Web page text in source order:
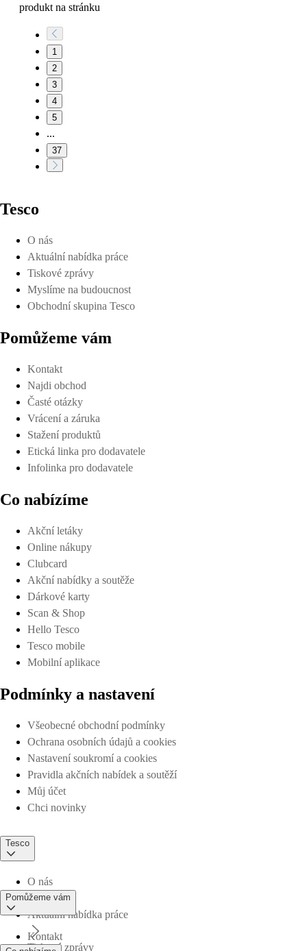
produkt na stránku
1
2
3
4
5
...
37
Tesco
O nás
Aktuální nabídka práce
Tiskové zprávy
Myslíme na budoucnost
Obchodní skupina Tesco
Pomůžeme vám
Kontakt
Najdi obchod
Časté otázky
Vrácení a záruka
Stažení produktů
Etická linka pro dodavatele
Infolinka pro dodavatele
Co nabízíme
Akční letáky
Online nákupy
Clubcard
Akční nabídky a soutěže
Dárkové karty
Scan & Shop
Hello Tesco
Tesco mobile
Mobilní aplikace
Podmínky a nastavení
Všeobecné obchodní podmínky
Ochrana osobních údajů a cookies
Nastavení soukromí a cookies
Pravidla akčních nabídek a soutěží
Můj účet
Chci novinky
Tesco
O nás
Aktuální nabídka práce
Tiskové zprávy
Pomůžeme vám
Kontakt